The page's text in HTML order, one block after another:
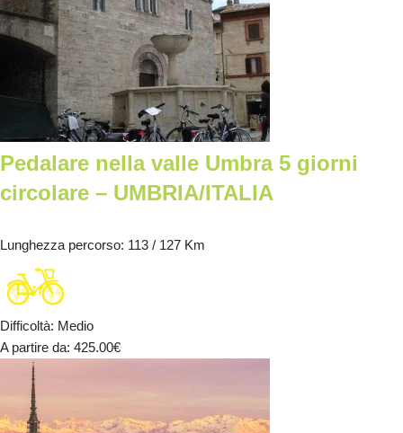
Pedalare nella valle Umbra 5 giorni
circolare – UMBRIA/ITALIA
Lunghezza percorso: 113 / 127 Km
Difficoltà: Medio
A partire da: 425.00€